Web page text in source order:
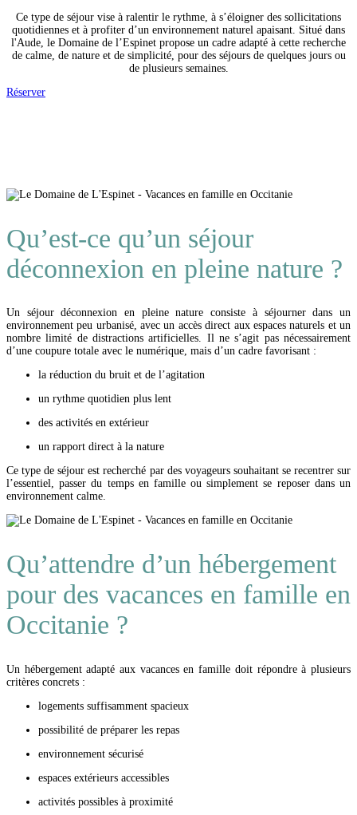
Ce type de séjour vise à ralentir le rythme, à s’éloigner des sollicitations
quotidiennes et à profiter d’un environnement naturel apaisant. Situé dans
l'Aude, le Domaine de l’Espinet propose un cadre adapté à cette recherche
de calme, de nature et de simplicité, pour des séjours de quelques jours ou
de plusieurs semaines.
Réserver
Qu’est-ce qu’un séjour
déconnexion en pleine nature ?
Un séjour déconnexion en pleine nature consiste à séjourner dans un
environnement peu urbanisé, avec un accès direct aux espaces naturels et un
nombre limité de distractions artificielles. Il ne s’agit pas nécessairement
d’une coupure totale avec le numérique, mais d’un cadre favorisant :
la réduction du bruit et de l’agitation
un rythme quotidien plus lent
des activités en extérieur
un rapport direct à la nature
Ce type de séjour est recherché par des voyageurs souhaitant se recentrer sur
l’essentiel, passer du temps en famille ou simplement se reposer dans un
environnement calme.
Qu’attendre d’un hébergement
pour des vacances en famille en
Occitanie ?
Un hébergement adapté aux vacances en famille doit répondre à plusieurs
critères concrets :
logements suffisamment spacieux
possibilité de préparer les repas
environnement sécurisé
espaces extérieurs accessibles
activités possibles à proximité